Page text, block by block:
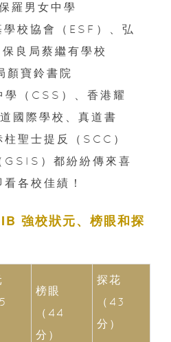
羅男女中學
學校協會（ESF）、弘
良局蔡繼有學校
顏寶鈴書院
學（CSS）、香港耀
國際學校、真道書
聖士提反（SCC）
GSIS）都紛紛傳來喜
各校佳績！
強校狀元、榜眼和探
榜眼
（44
分）
探花
（43
分）